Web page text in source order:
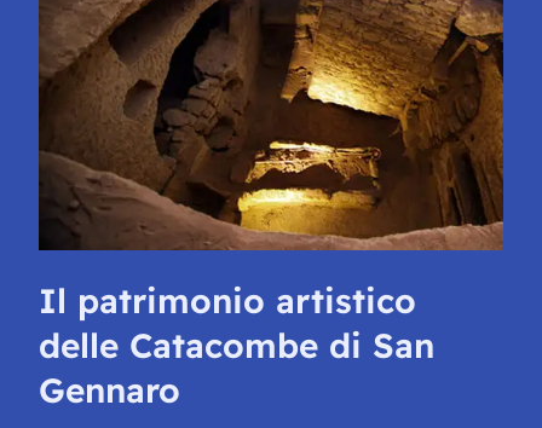
Il patrimonio artistico
delle Catacombe di San
Gennaro